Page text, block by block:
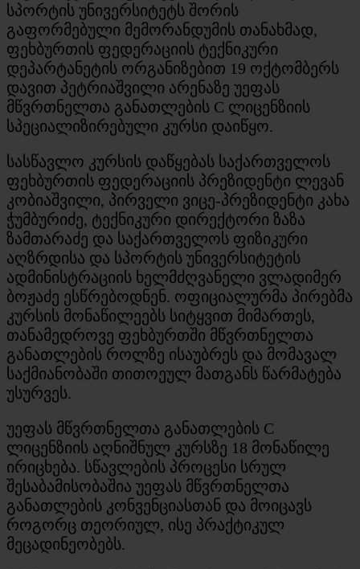
სპორტის უნივერსიტეტს შორის
გაფორმებული მემორანდუმის თანახმად,
ფეხბურთის ფედერაციის ტექნიკური
დეპარტანეტის ორგანიზებით 19 ოქტომბერს
დავით პეტრიაშვილი არენაზე უეფას
მწვრთნელთა განათლების C ლიცენზიის
სპეციალიზირებული კურსი დაიწყო.
სასწავლო კურსის დაწყებას საქართველოს
ფეხბურთის ფედერაციის პრეზიდენტი ლევან
კობიაშვილი, პირველი ვიცე-პრეზიდენტი კახა
ჭუმბურიძე, ტექნიკური დირექტორი ზაზა
ზამთარაძე და საქართველოს ფიზიკური
აღზრდისა და სპორტის უნივერსიტეტის
ადმინისტრაციის ხელმძღვანელი ვლადიმერ
ბოჟაძე ესწრებოდნენ. ოფიციალურმა პირებმა
კურსის მონაწილეებს სიტყვით მიმართეს,
თანამედროვე ფეხბურთში მწვრთნელთა
განათლების როლზე ისაუბრეს და მომავალ
საქმიანობაში თითოეულ მათგანს წარმატება
უსურვეს.
უეფას მწვრთნელთა განათლების C
ლიცენზიის აღნიშნულ კურსზე 18 მონაწილე
ირიცხება. სწავლების პროცესი სრულ
შესაბამისობაშია უეფას მწვრთნელთა
განათლების კონვენციასთან და მოიცავს
როგორც თეორიულ, ისე პრაქტიკულ
მეცადინეობებს.